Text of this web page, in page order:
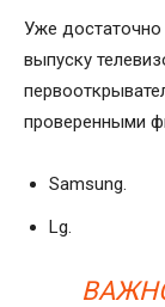
Уже достаточно
выпуску
проверенными
Samsung.
Lg.